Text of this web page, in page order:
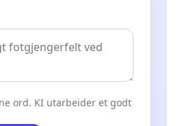
ord. KI utarbeider et godt